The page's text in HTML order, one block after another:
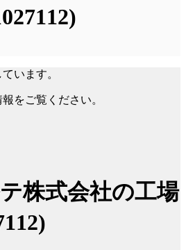
います。
をご覧ください。
株式会社の工場